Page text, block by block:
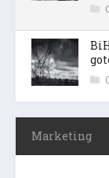
Marketing